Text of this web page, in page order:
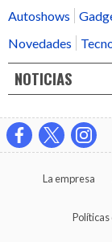
Autoshows
Novedades
NOTICIAS
La empresa